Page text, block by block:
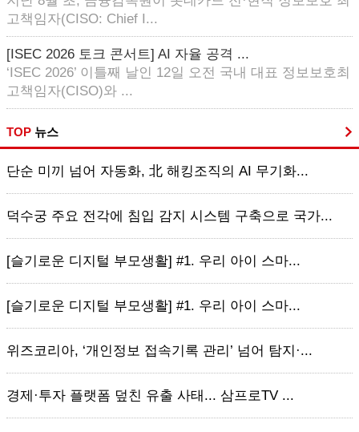
고책임자(CISO: Chief I...
[ISEC 2026 토크 콘서트] AI 자율 공격 ...
‘ISEC 2026’ 이틀째 날인 12일 오전 국내 대표 정보보호최
고책임자(CISO)와 ...
TOP 뉴스
단순 미끼 넘어 자동화, 北 해킹조직의 AI 무기화...
덕수궁 주요 전각에 침입 감지 시스템 구축으로 국가...
[슬기로운 디지털 부모생활] #1. 우리 아이 스마...
[슬기로운 디지털 부모생활] #1. 우리 아이 스마...
위즈코리아, ‘개인정보 접속기록 관리’ 넘어 탐지·...
경제·투자 플랫폼 덮친 유출 사태... 삼프로TV ...